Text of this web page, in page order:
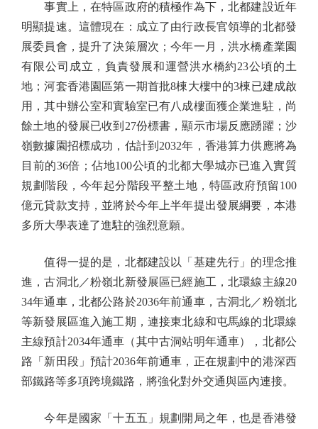
事實上，在特區政府的積極作為下，北都建設近年
明顯提速。這體現在：成立了由行政長官領導的北都發
展委員會，提升了決策層次；今年一月，洪水橋產業園
有限公司成立，負責發展和運營洪水橋約23公頃的土
地；河套香港園區第一期首批8棟大樓中的3棟已建成啟
用，其中辦公室和實驗室已有八成樓面獲企業進駐，尚
餘土地的發展已收到27份標書，顯示市場反應踴躍；沙
嶺數據園招標成功，估計到2032年，香港算力供應將為
目前的36倍；佔地100公頃的北都大學城亦已進入實質
規劃階段，今年起分階段平整土地，特區政府預留100
億元貸款支持，並將於今年上半年提出發展綱要，本港
多所大學表達了進駐的強烈意願。
值得一提的是，北都建設以「基建先行」的理念推
進，古洞北／粉嶺北新發展區已經施工，北環線主線20
34年通車，北都公路於2036年前通車，古洞北／粉嶺北
等新發展區進入施工期，連接東北線和屯馬線的北環線
主線預計2034年通車（其中古洞站明年通車），北都公
路「新田段」預計2036年前通車，正在規劃中的港深西
部鐵路等多項跨境鐵路，將強化對外交通與區內連接。
今年是國家「十五五」規劃開局之年，也是香港發